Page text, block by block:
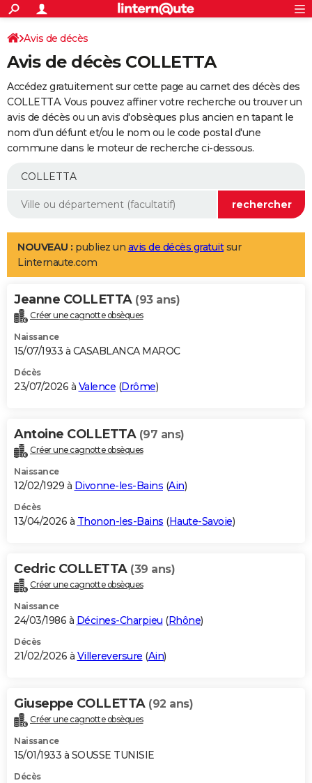
ACTUALITÉS
Politique
Société
Faits Divers
Education
Monde
Villes
+
SPORT
Coupe du monde 2026
Football
Tennis
Cyclisme
Rugby
Forum
Programme TV
TNT
Streaming
Cinéma
Sorties cinéma
Musique
+
FINANCE
Retraite
Epargne
Immobilier
Risques naturels par ville
Banque
Assurance
AUTO
Essais
Réserver un essai
Citadines
Berlines
SUV
Forum auto
+
Mobiles
Meilleur smartphone
Internet
Ordinateurs
Jeux vidéo
Guide high-tech
Aménagement intérieur
LIFESTYLE
Art de vivre
Bien-être
Loisirs
Mode
Modes de vie
Alimentation
Guide de la santé
Maladies
Médicaments
Sommeil
VOYAGE
Destinations
City break
Voyage nature
Voyage de noces
Forum
Climat
+PHOTO
GUIDES D'ACHAT
BONS PLANS
Carte de Noël
Carte Bonne année
Carte Saint-Valentin
Carte Pâques
Carte d'anniversaire
DICTIONNAIRE
Dictionnaire
Biographies
Citations
Expressions
Proverbes
PROGRAMME TV
S'inscrire
Se connecter
Lycées
Collèges
Primaires
Universités
Entreprises
Service militaire
Avis de recherche
AVIS DE DÉCÈS
Bricolage
Lifestyle
Culture
Sport
Auto
Television
Voyage
Cinema
Avis de décès
Avis de décès COLLETTA
Accédez gratuitement sur cette page au carnet des décès des
COLLETTA. Vous pouvez affiner votre recherche ou trouver un
avis de décès ou un avis d'obsèques plus ancien en tapant le
nom d'un défunt et/ou le nom ou le code postal d'une
commune dans le moteur de recherche ci-dessous.
NOUVEAU : publiez un avis de décès gratuitsur
Linternaute.com
Jeanne COLLETTA (93 ans)
Créer une cagnotte obsèques
Naissance
15/07/1933 à CASABLANCA MAROC
Décès
23/07/2026 à Valence (Drôme)
Antoine COLLETTA (97 ans)
Créer une cagnotte obsèques
Naissance
12/02/1929 à Divonne-les-Bains (Ain)
Décès
13/04/2026 à Thonon-les-Bains (Haute-Savoie)
Cedric COLLETTA (39 ans)
Créer une cagnotte obsèques
Naissance
24/03/1986 à Décines-Charpieu (Rhône)
Décès
21/02/2026 à Villereversure (Ain)
Giuseppe COLLETTA (92 ans)
Créer une cagnotte obsèques
Naissance
15/01/1933 à SOUSSE TUNISIE
Décès